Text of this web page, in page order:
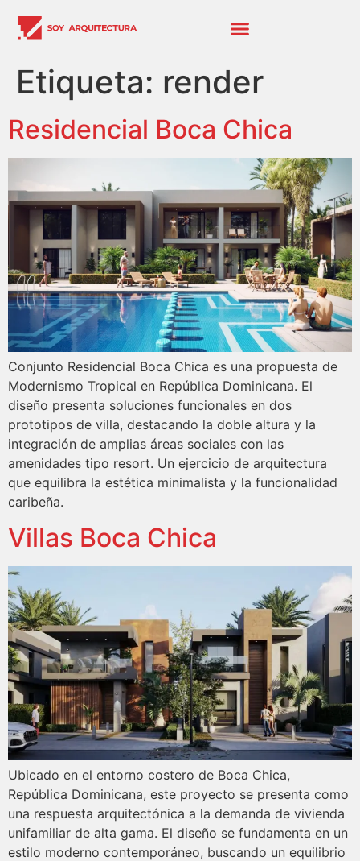
Etiqueta: render
Residencial Boca Chica
Conjunto Residencial Boca Chica es una propuesta de
Modernismo Tropical en República Dominicana. El
diseño presenta soluciones funcionales en dos
prototipos de villa, destacando la doble altura y la
integración de amplias áreas sociales con las
amenidades tipo resort. Un ejercicio de arquitectura
que equilibra la estética minimalista y la funcionalidad
caribeña.
Villas Boca Chica
Ubicado en el entorno costero de Boca Chica,
República Dominicana, este proyecto se presenta como
una respuesta arquitectónica a la demanda de vivienda
unifamiliar de alta gama. El diseño se fundamenta en un
estilo moderno contemporáneo, buscando un equilibrio